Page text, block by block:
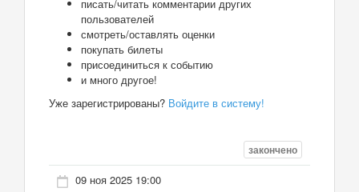
писать/читать комментарии других
пользователей
смотреть/оставлять оценки
покупать билеты
присоединиться к событию
и много другое!
Уже зарегистрированы? Войдите в систему!
закончено
09 ноя 2025 19:00